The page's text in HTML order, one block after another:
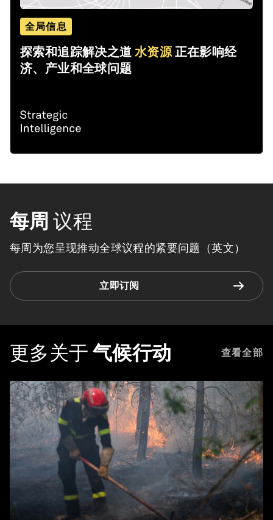
全局信息
探索和追踪解决之道水资源正在影响经
济、产业和全球问题
每周 议程
每周为您呈现推动全球议程的紧要问题（英文）
立即订阅
更多关于 气候行动 查看全部